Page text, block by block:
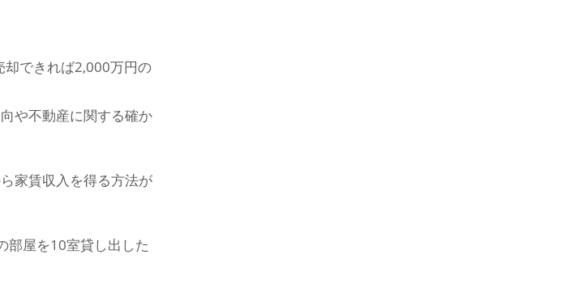
できれば2,000万円の
や不動産に関する確か
家賃収入を得る方法が
部屋を10室貸し出した